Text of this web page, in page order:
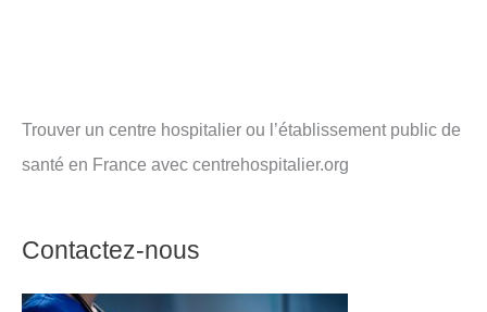
Trouver un centre hospitalier ou l’établissement public de
santé en France avec centrehospitalier.org
Contactez-nous